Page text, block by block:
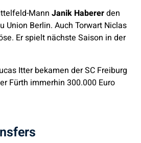
Mann Janik Habererden
Union Berlin. Auch Torwart Niclas
Er spielt nächste Saison in der
Itter bekamen der SC Freiburg
Fürth immerhin 300.000 Euro